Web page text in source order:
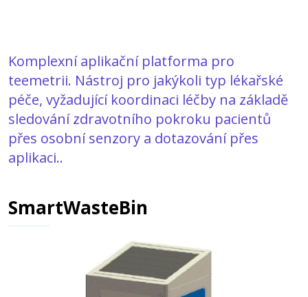
Komplexní aplikační platforma pro
teemetrii. Nástroj pro jakýkoli typ lékařské
péče, vyžadující koordinaci léčby na základě
sledování zdravotního pokroku pacientů
přes osobní senzory a dotazování přes
aplikaci..
SmartWasteBin